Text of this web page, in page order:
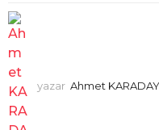
yazar Ahmet